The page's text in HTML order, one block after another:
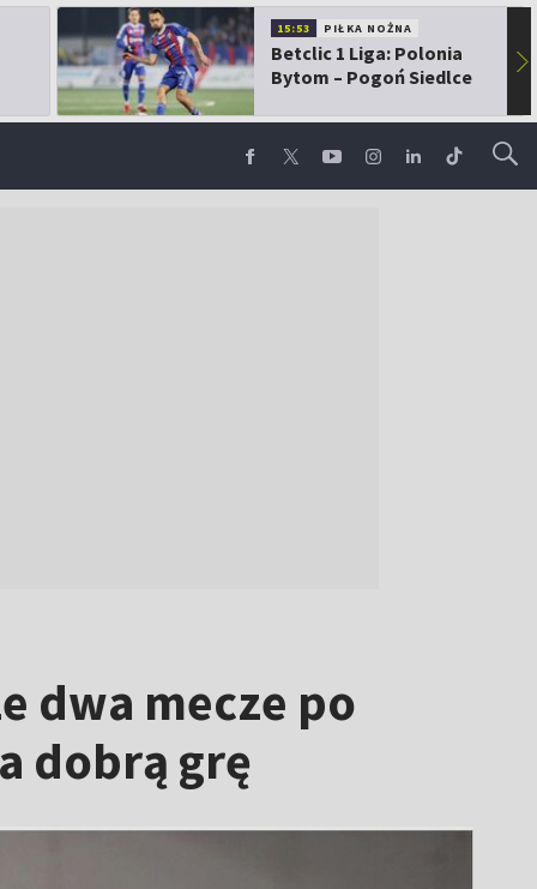
15:53 PIŁKA NOŻNA
Betclic 1 Liga: Polonia
Bytom – Pogoń Siedlce
▶
dwa mecze po
dobrą grę